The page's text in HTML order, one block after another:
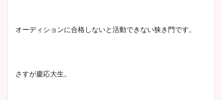
オーディションに合格しないと活動できない狭き門です。
さすが慶応大生。